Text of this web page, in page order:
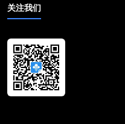
关注我们